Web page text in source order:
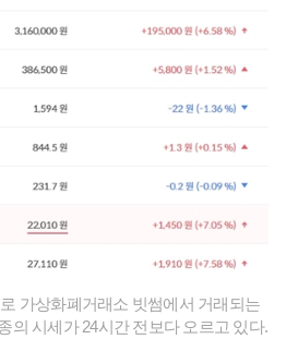
가상화폐거래소 빗썸에서 거래되는
의 시세가 24시간 전보다 오르고 있다.